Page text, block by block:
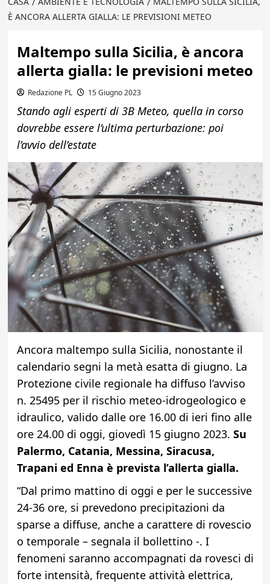
È ANCORA ALLERTA GIALLA: LE PREVISIONI METEO
Maltempo sulla Sicilia, è ancora
allerta gialla: le previsioni meteo
Redazione PL 15 Giugno 2023
Stando agli esperti di 3B Meteo, quella in corso
dovrebbe essere l’ultima perturbazione: poi
l’avvio dell’estate
Ancora maltempo sulla Sicilia, nonostante il
calendario segni la metà esatta di giugno. La
Protezione civile regionale ha diffuso l’avviso
n. 25495 per il rischio meteo-idrogeologico e
idraulico, valido dalle ore 16.00 di ieri fino alle
ore 24.00 di oggi, giovedì 15 giugno 2023. Su
Palermo, Catania, Messina, Siracusa,
Trapani ed Enna è prevista l’allerta gialla.
“Dal primo mattino di oggi e per le successive
24-36 ore, si prevedono precipitazioni da
sparse a diffuse, anche a carattere di rovescio
o temporale – segnala il bollettino -. I
fenomeni saranno accompagnati da rovesci di
forte intensità, frequente attività elettrica,